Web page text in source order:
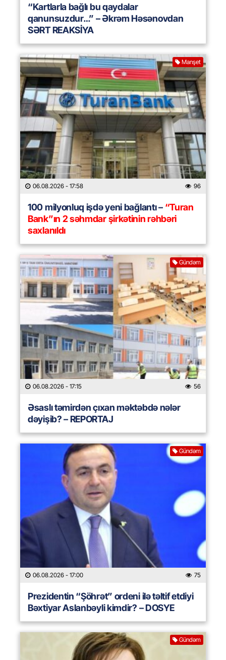
“Kartlarla bağlı bu qaydalar
qanunsuzdur…” – Əkrəm Həsənovdan
SƏRT REAKSİYA
Manşet
06.08.2026 - 17:58 96
100 milyonluq işdə yeni bağlantı –“Turan
Bank”ın 2 səhmdar şirkətinin rəhbəri
saxlanıldı
Gündəm
06.08.2026 - 17:15 56
Əsaslı təmirdən çıxan məktəbdə nələr
dəyişib? – REPORTAJ
Gündəm
06.08.2026 - 17:00 75
Prezidentin “Şöhrət” ordeni ilə təltif etdiyi
Bəxtiyar Aslanbəyli kimdir? – DOSYE
Gündəm